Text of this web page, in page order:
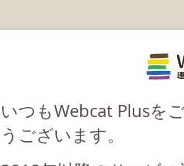
いつもWebcat Plusを
うございます。